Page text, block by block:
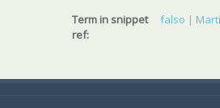
Term in snippet
ref:
falso |